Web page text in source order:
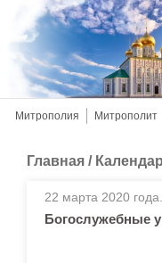
Митрополия Митрополит
Главная /
22 марта 2020 года.
Богослужебные